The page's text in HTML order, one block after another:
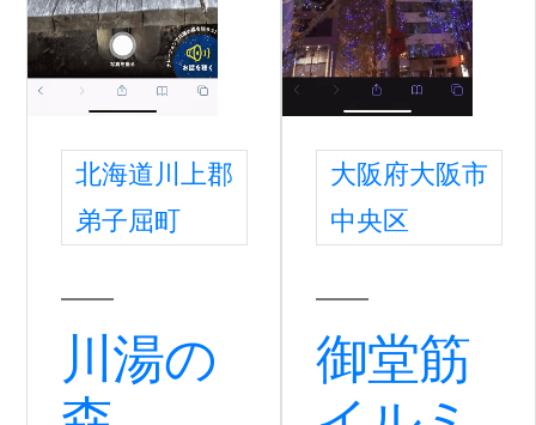
北海道川上郡
弟子屈町
川湯の
大阪府大阪市
中央区
御堂筋